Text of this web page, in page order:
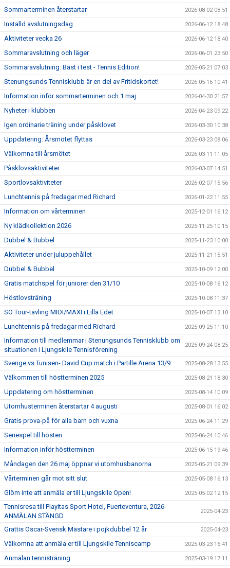
Sommarterminen återstartar 2026-08-02 08:51
Inställd avslutningsdag 2026-06-12 18:48
Aktiviteter vecka 26 2026-06-12 18:40
Sommaravslutning och läger 2026-06-01 23:50
Sommaravslutning: Bäst i test - Tennis Edition! 2026-05-21 07:03
Stenungsunds Tennisklubb är en del av Fritidskortet! 2026-05-16 10:41
Information inför sommarterminen och 1 maj 2026-04-30 21:57
Nyheter i klubben 2026-04-23 09:22
Igen ordinarie träning under påsklovet 2026-03-30 10:38
Uppdatering: Årsmötet flyttas 2026-03-23 08:06
Välkomna till årsmötet 2026-03-11 11:05
Påsklovsaktiviteter 2026-03-07 14:51
Sportlovsaktiviteter 2026-02-07 15:56
Lunchtennis på fredagar med Richard 2026-01-22 11:55
Information om vårterminen 2025-12-01 16:12
Ny klädkollektion 2026 2025-11-25 10:15
Dubbel & Bubbel 2025-11-23 10:00
Aktiviteter under juluppehållet 2025-11-21 15:51
Dubbel & Bubbel 2025-10-09 12:00
Gratis matchspel för juniorer den 31/10 2025-10-08 16:12
Höstlovsträning 2025-10-08 11:37
SO Tour-tävling MIDI/MAXI i Lilla Edet 2025-10-07 13:10
Lunchtennis på fredagar med Richard 2025-09-25 11:10
Information till medlemmar i Stenungsunds Tennisklubb om
situationen i Ljungskile Tennisförening
2025-09-24 08:25
Sverige vs Tunisen- David Cup match i Partille Arena 13/9 2025-08-28 13:55
Välkommen till höstterminen 2025 2025-08-21 18:30
Uppdatering om höstterminen 2025-08-14 10:09
Utomhusterminen återstartar 4 augusti 2025-08-01 16:02
Gratis prova-på för alla barn och vuxna 2025-06-24 11:29
Seriespel till hösten 2025-06-24 10:46
Information inför höstterminen 2025-06-15 19:46
Måndagen den 26 maj öppnar vi utomhusbanorna 2025-05-21 09:39
Vårterminen går mot sitt slut 2025-05-08 16:13
Glöm inte att anmäla er till Ljungskile Open! 2025-05-02 12:15
Tennisresa till Playitas Sport Hotel, Fuerteventura, 2026-
ANMÄLAN STÄNGD
2025-04-23
Grattis Oscar-Svensk Mästare i pojkdubbel 12 år 2025-04-23
Välkomna att anmäla er till Ljungskile Tenniscamp 2025-03-23 16:41
Anmälan tennisträning 2025-03-19 17:11